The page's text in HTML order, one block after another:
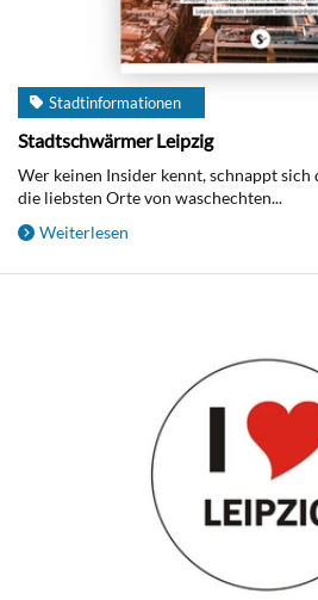
Stadtinformationen
Stadtschwärmer Leipzig
Wer keinen Insider kennt, schnappt sich
die liebsten Orte von waschechten...
Weiterlesen